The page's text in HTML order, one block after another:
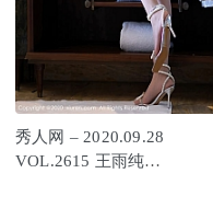
秀人网 – 2020.09.28
VOL.2615 王雨纯